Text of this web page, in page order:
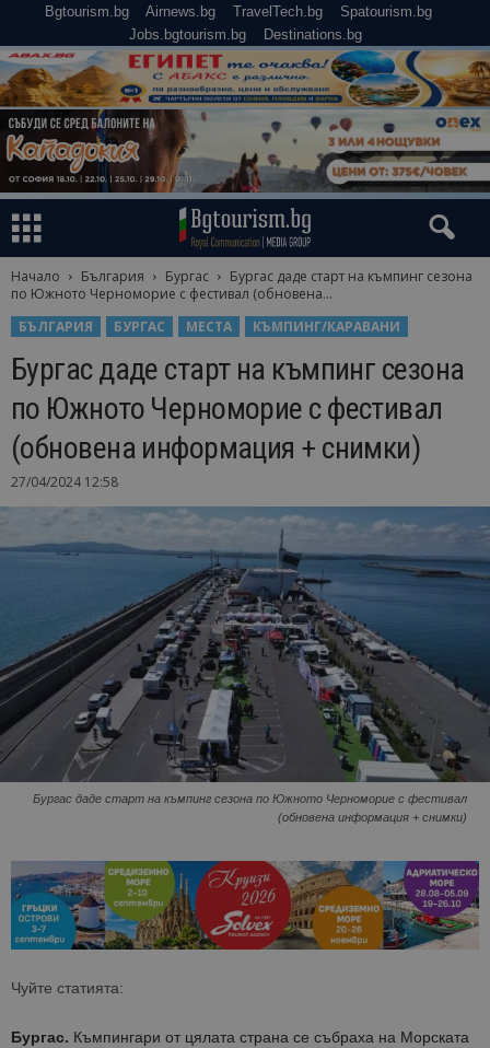
Bgtourism.bg Airnews.bg TravelTech.bg
Spatourism.bg
Jobs.bgtourism.bg
Destinations.bg
Начало България Бургас
Бургас даде старт на къмпинг сезона
по Южното Черноморие с фестивал (обновена...
БЪЛГАРИЯ
БУРГАС МЕСТА КЪМПИНГ/КАРАВАНИ
Бургас даде старт на къмпинг сезона
по Южното Черноморие с фестивал
(обновена информация + снимки)
27/04/2024 12:58
Бургас даде старт на къмпинг сезона по Южното Черноморие с фестивал
(обновена информация + снимки)
Чуйте статията:
Бургас. Къмпингари от цялата страна се събраха на Морската